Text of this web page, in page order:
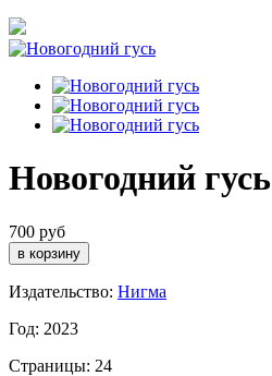
Новогодний гусь
700 руб
Издательство: Нигма
Год: 2023
Страницы: 24